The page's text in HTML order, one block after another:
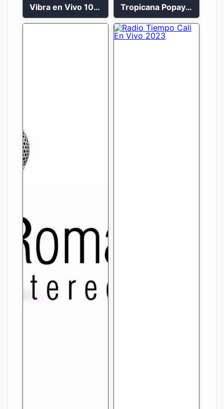
Vibra en Vivo 104.9 FM Bogotá Tropicana Popayán en vivo 106.1 FM